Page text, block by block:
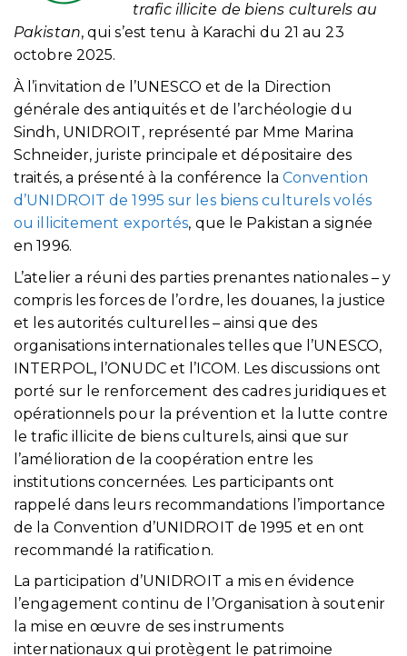
trafic illicite de biens culturels au
Pakistan, qui s’est tenu à Karachi du 21 au 23
octobre 2025.
À l’invitation de l’UNESCO et de la Direction
générale des antiquités et de l’archéologie du
Sindh, UNIDROIT, représenté par Mme Marina
Schneider, juriste principale et dépositaire des
traités, a présenté à la conférence la Convention
d’UNIDROIT de 1995 sur les biens culturels volés
ou illicitement exportés, que le Pakistan a signée
en 1996.
L’atelier a réuni des parties prenantes nationales – y
compris les forces de l’ordre, les douanes, la justice
et les autorités culturelles – ainsi que des
organisations internationales telles que l’UNESCO,
INTERPOL, l’ONUDC et l’ICOM. Les discussions ont
porté sur le renforcement des cadres juridiques et
opérationnels pour la prévention et la lutte contre
le trafic illicite de biens culturels, ainsi que sur
l’amélioration de la coopération entre les
institutions concernées. Les participants ont
rappelé dans leurs recommandations l’importance
de la Convention d’UNIDROIT de 1995 et en ont
recommandé la ratification.
La participation d’UNIDROIT a mis en évidence
l’engagement continu de l’Organisation à soutenir
la mise en œuvre de ses instruments
internationaux qui protègent le patrimoine